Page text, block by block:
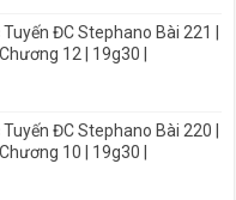
ĐC Stephano Bài 221 |
12 | 19g30 |
ĐC Stephano Bài 220 |
10 | 19g30 |